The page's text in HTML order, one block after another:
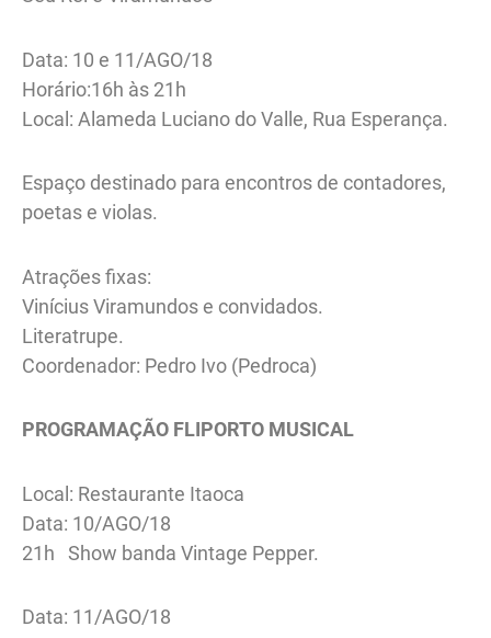
Data: 10 e 11/AGO/18
Horário:16h às 21h
Local: Alameda Luciano do Valle, Rua Esperança.
Espaço destinado para encontros de contadores,
poetas e violas.
Atrações fixas:
Vinícius Viramundos e convidados.
Literatrupe.
Coordenador: Pedro Ivo (Pedroca)
PROGRAMAÇÃO FLIPORTO MUSICAL
Local: Restaurante Itaoca
Data: 10/AGO/18
21h Show banda Vintage Pepper.
Data: 11/AGO/18